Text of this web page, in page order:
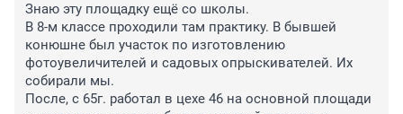
Знаю эту площадку ещё со школы.
В 8-м классе проходили там практику. В бывшей
конюшне был участок по изготовлению
фотоувеличителей и садовых опрыскивателей. Их
собирали мы.
После, с 65г. работал в цехе 46 на основной площади